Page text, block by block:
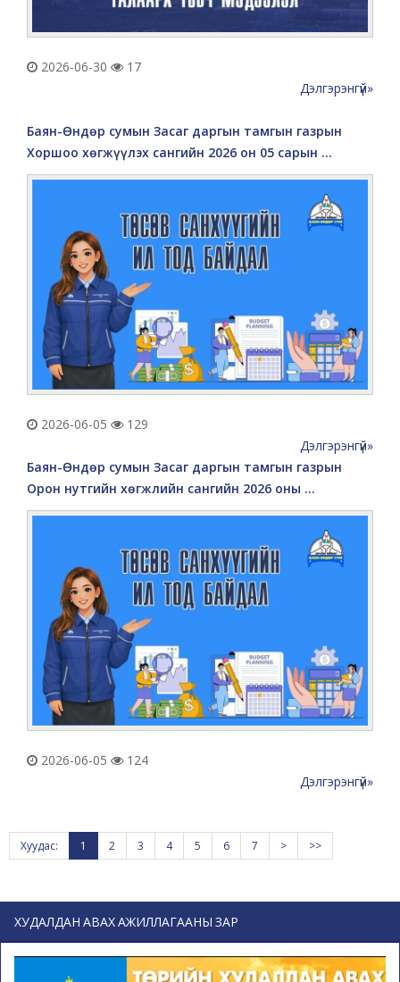
2026-06-30
17
Дэлгэрэнгүй»
Баян-Өндөр сумын Засаг даргын тамгын газрын
Хоршоо хөгжүүлэх сангийн 2026 он 05 сарын ...
2026-06-05
129
Дэлгэрэнгүй»
Баян-Өндөр сумын Засаг даргын тамгын газрын
Орон нутгийн хөгжлийн сангийн 2026 оны ...
2026-06-05
124
Дэлгэрэнгүй»
Хуудас: 1 2 3 4 5 6 7 > >>
ХУДАЛДАН АВАХ АЖИЛЛАГААНЫ ЗАР